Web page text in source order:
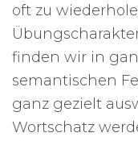
oft zu
finden wir in
semantischen
ganz gezielt
Wortschatz